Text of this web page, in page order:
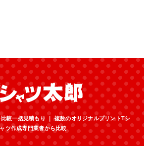
較一括見積もり ｜ 複数のオリジナルプリントTシ
ャツ作成専門業者から比較